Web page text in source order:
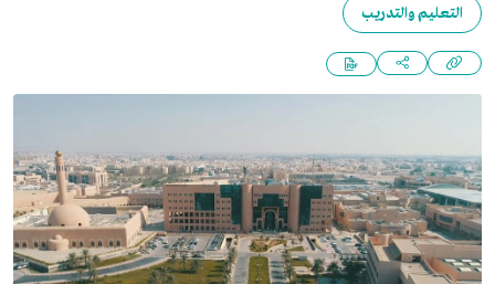
التعليم والتدريب